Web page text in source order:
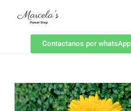
Contactanos por whatsApp